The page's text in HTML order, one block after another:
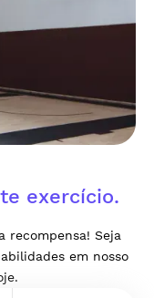
exercício.
recompensa! Seja
em nosso